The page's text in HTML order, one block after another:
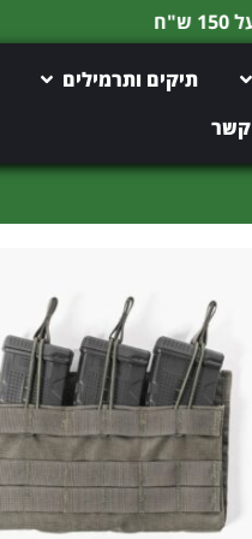
תיקים ותרמילים
קשר